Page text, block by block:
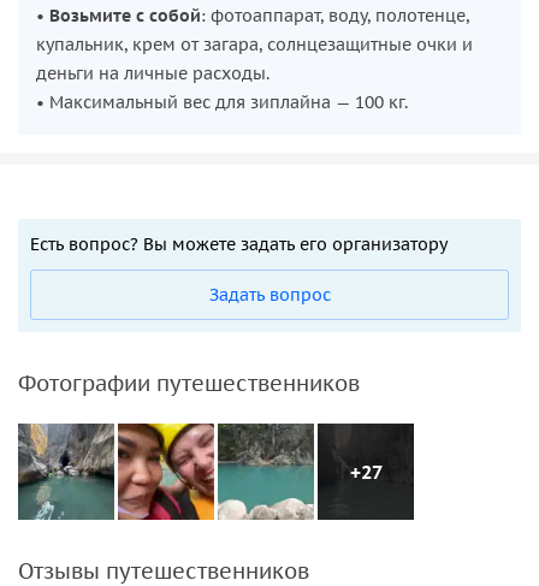
• Возьмите с собой: фотоаппарат, воду, полотенце,
купальник, крем от загара, солнцезащитные очки и
деньги на личные расходы.
• Максимальный вес для зиплайна — 100 кг.
Есть вопрос? Вы можете задать его организатору
Задать вопрос
Фотографии путешественников
+27
Отзывы путешественников